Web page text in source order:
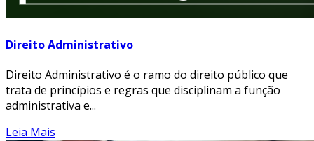
Direito Administrativo
Direito Administrativo é o ramo do direito público que
trata de princípios e regras que disciplinam a função
administrativa e...
Leia Mais